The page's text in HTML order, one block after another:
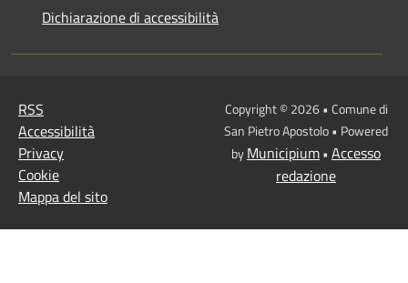
Dichiarazione di accessibilità
RSS
Accessibilità
Privacy
Cookie
Mappa del sito
Copyright © 2026 • Comune di
San Pietro Apostolo • Powered
byMunicipium• Accesso
redazione